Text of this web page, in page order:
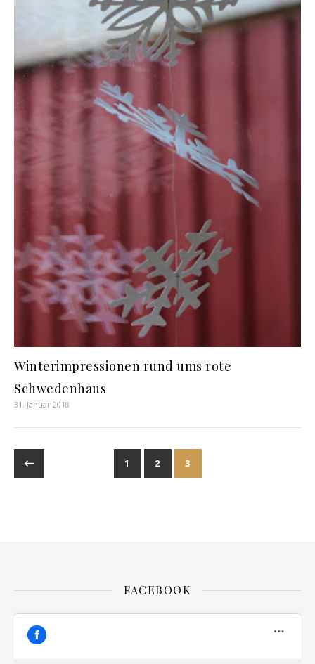
Winterimpressionen rund ums rote
Schwedenhaus
31. Januar 2018
1 2 3
FACEBOOK